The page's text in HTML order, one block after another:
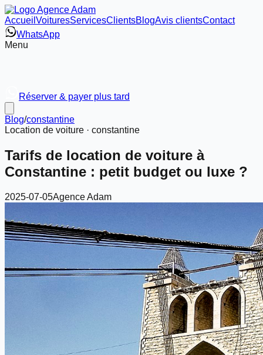
Accueil VoituresServicesClientsBlogAvis clientsContact
WhatsApp
Menu
Réserver & payer plus tard
Blog/constantine
Location de voiture · constantine
Tarifs de location de voiture à
Constantine : petit budget ou luxe ?
2025-07-05Agence Adam